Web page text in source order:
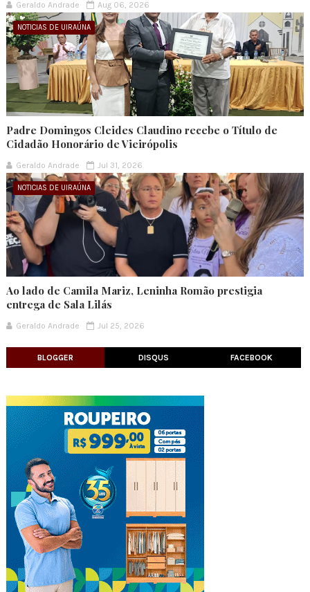
Geraldo Andrade Aug 06, 2026
NOTICIAS DE UIRAÚNA
Padre Domingos Cleides Claudino recebe o Título de
Cidadão Honorário de Vieirópolis
Geraldo Andrade Jul 31, 2026
NOTICIAS DE UIRAÚNA
Ao lado de Camila Mariz, Leninha Romão prestigia
entrega de Sala Lilás
Geraldo Andrade Jul 25, 2026
BLOGGER DISQUS FACEBOOK